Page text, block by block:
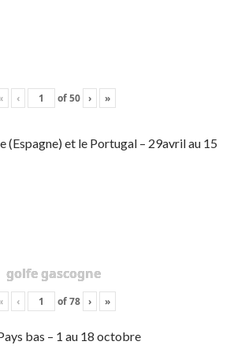
‹ of50 › »
(Espagne) et le Portugal – 29avril au 15
golfe gascogne
‹ of78 › »
bas – 1 au 18 octobre